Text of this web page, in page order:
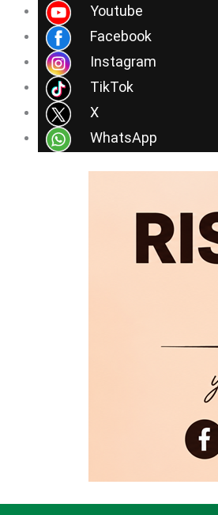
Youtube
Facebook
Instagram
TikTok
X
WhatsApp
contenido